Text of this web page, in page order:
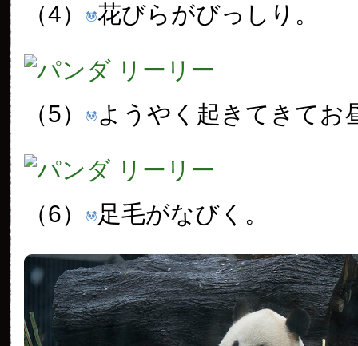
（4） 花びらがびっしり。
（5） ようやく起きてきてお
（6） 足毛がなびく。